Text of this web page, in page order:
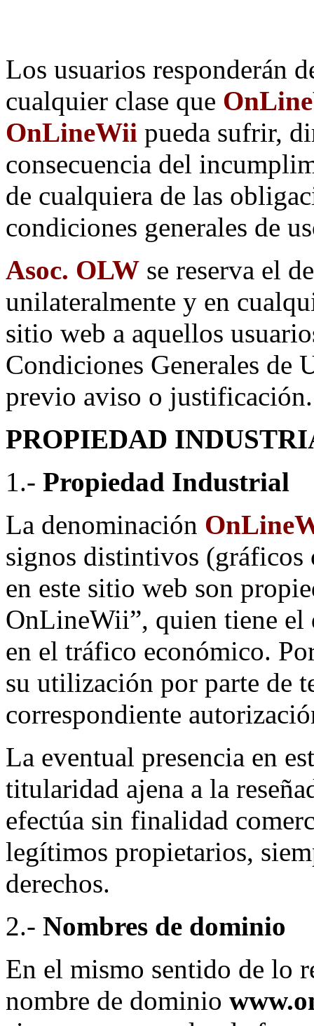
Los usuarios responderán
cualquier clase que
OnLineWii pueda sufrir,
consecuencia del
de cualquiera de las
condiciones generales de
Asoc. OLW se reserva el
unilateralmente y en
sitio web a aquellos
Condiciones Generales de
previo aviso o justificación.
PROPIEDAD
1.- Propiedad Industrial
La denominación
signos distintivos (gráficos
en este sitio web son
OnLineWii”, quien tiene
en el tráfico económico.
su utilización por parte de
correspondiente
La eventual presencia en
titularidad ajena a la
efectúa sin finalidad
legítimos propietarios,
derechos.
2.- Nombres de dominio
En el mismo sentido de lo
nombre de dominio